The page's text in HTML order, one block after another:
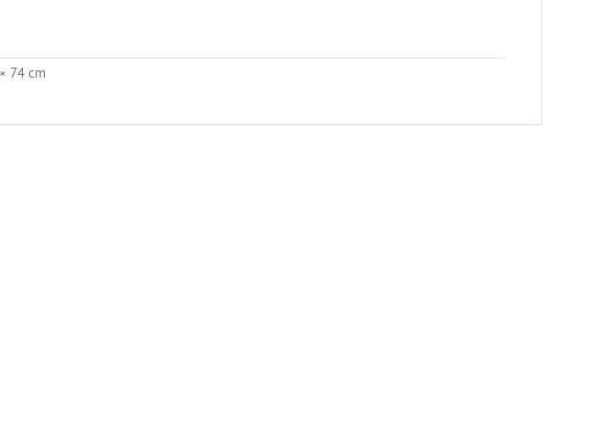
74 cm